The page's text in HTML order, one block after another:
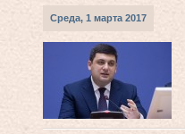
Среда, 1 марта 2017